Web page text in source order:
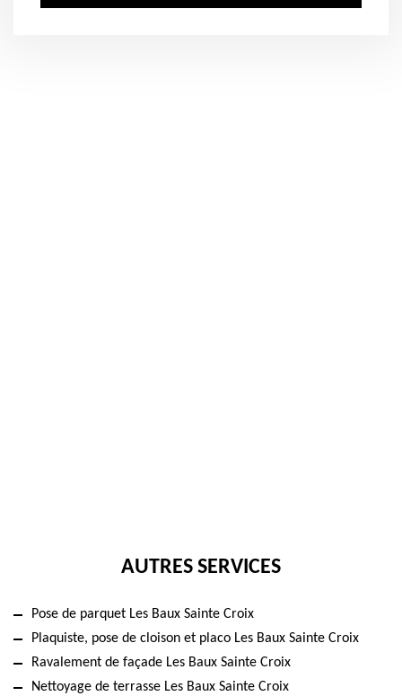
AUTRES SERVICES
Pose de parquet Les Baux Sainte Croix
Plaquiste, pose de cloison et placo Les Baux Sainte Croix
Ravalement de façade Les Baux Sainte Croix
Nettoyage de terrasse Les Baux Sainte Croix